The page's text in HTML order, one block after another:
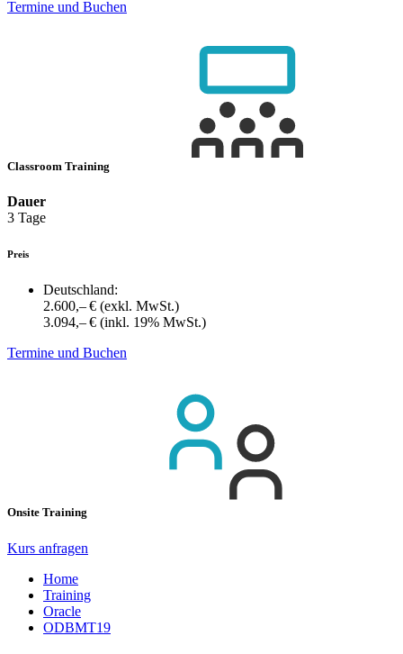
Termine und Buchen
Classroom Training
Dauer
3 Tage
Preis
Deutschland:
2.600,– € (exkl. MwSt.)
3.094,– € (inkl. 19% MwSt.)
Termine und Buchen
Onsite Training
Kurs anfragen
Home
Training
Oracle
ODBMT19